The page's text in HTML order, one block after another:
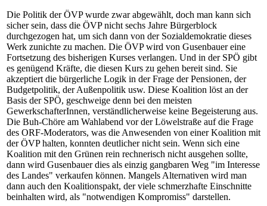
Die Politik der ÖVP wurde zwar abgewählt, doch man kann sich
sicher sein, dass die ÖVP nicht sechs Jahre Bürgerblock
durchgezogen hat, um sich dann von der Sozialdemokratie dieses
Werk zunichte zu machen. Die ÖVP wird von Gusenbauer eine
Fortsetzung des bisherigen Kurses verlangen. Und in der SPÖ gibt
es genügend Kräfte, die diesen Kurs zu gehen bereit sind. Sie
akzeptiert die bürgerliche Logik in der Frage der Pensionen, der
Budgetpolitik, der Außenpolitik usw. Diese Koalition löst an der
Basis der SPÖ, geschweige denn bei den meisten
GewerkschafterInnen, verständlicherweise keine Begeisterung aus.
Die Buh-Chöre am Wahlabend vor der Löwelstraße auf die Frage
des ORF-Moderators, was die Anwesenden von einer Koalition mit
der ÖVP halten, konnten deutlicher nicht sein. Wenn sich eine
Koalition mit den Grünen rein rechnerisch nicht ausgehen sollte,
dann wird Gusenbauer dies als einzig gangbaren Weg "im Interesse
des Landes" verkaufen können. Mangels Alternativen wird man
dann auch den Koalitionspakt, der viele schmerzhafte Einschnitte
beinhalten wird, als "notwendigen Kompromiss" darstellen.